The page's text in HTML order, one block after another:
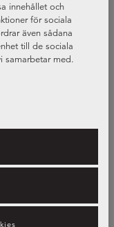
innehållet och
för sociala
även sådana
till de sociala
samarbetar med.
annan information